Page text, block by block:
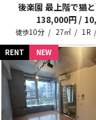
後楽園 最上階で猫
138,000円 /
徒歩10分 27㎡ 1R
RENT
NEW